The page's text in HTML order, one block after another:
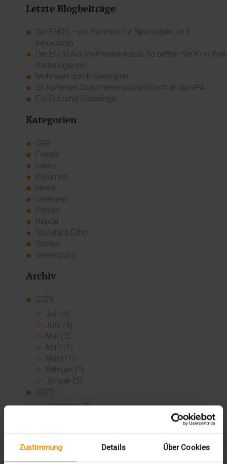
Zustimmung Details Über Cookies
Letzte Blogbeiträge
Der EHDS – ein Rahmen für Spielregeln und
Innovation
Der EU AI Act im Krankenhaus: So betten Sie KI in Ihre
Radiologie ein
Mehrwert durch Synergien
So kommen Dokumente automatisch in die ePA
Ein Dutzend Gütesiegel
Kategorien
CSR
Events
Intern
Kolumne
News
Overview
Presse
Report
Standard Echo
Stories
Vernetzung
Archiv
2026
Juli (4)
Juni (4)
Mai (3)
April (1)
März (1)
Februar (2)
Januar (5)
2025
Dezember (5)
August (3)
Juli (3)